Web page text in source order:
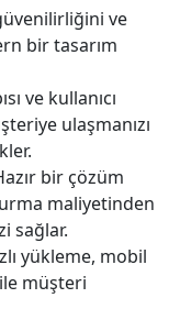
ve
bir tasarım
ve kullanıcı
ulaşmanızı
bir çözüm
maliyetinden
sağlar.
yükleme, mobil
müşteri